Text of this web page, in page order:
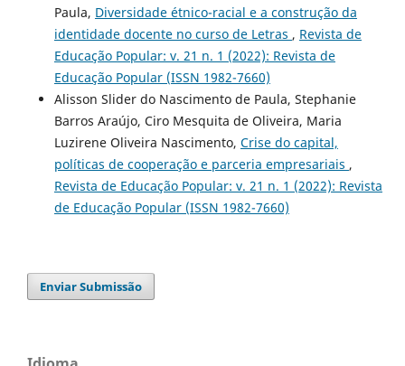
Paula, Diversidade étnico-racial e a construção da
identidade docente no curso de Letras , Revista de
Educação Popular: v. 21 n. 1 (2022): Revista de
Educação Popular (ISSN 1982-7660)
Alisson Slider do Nascimento de Paula, Stephanie
Barros Araújo, Ciro Mesquita de Oliveira, Maria
Luzirene Oliveira Nascimento, Crise do capital,
políticas de cooperação e parceria empresariais ,
Revista de Educação Popular: v. 21 n. 1 (2022): Revista
de Educação Popular (ISSN 1982-7660)
Enviar Submissão